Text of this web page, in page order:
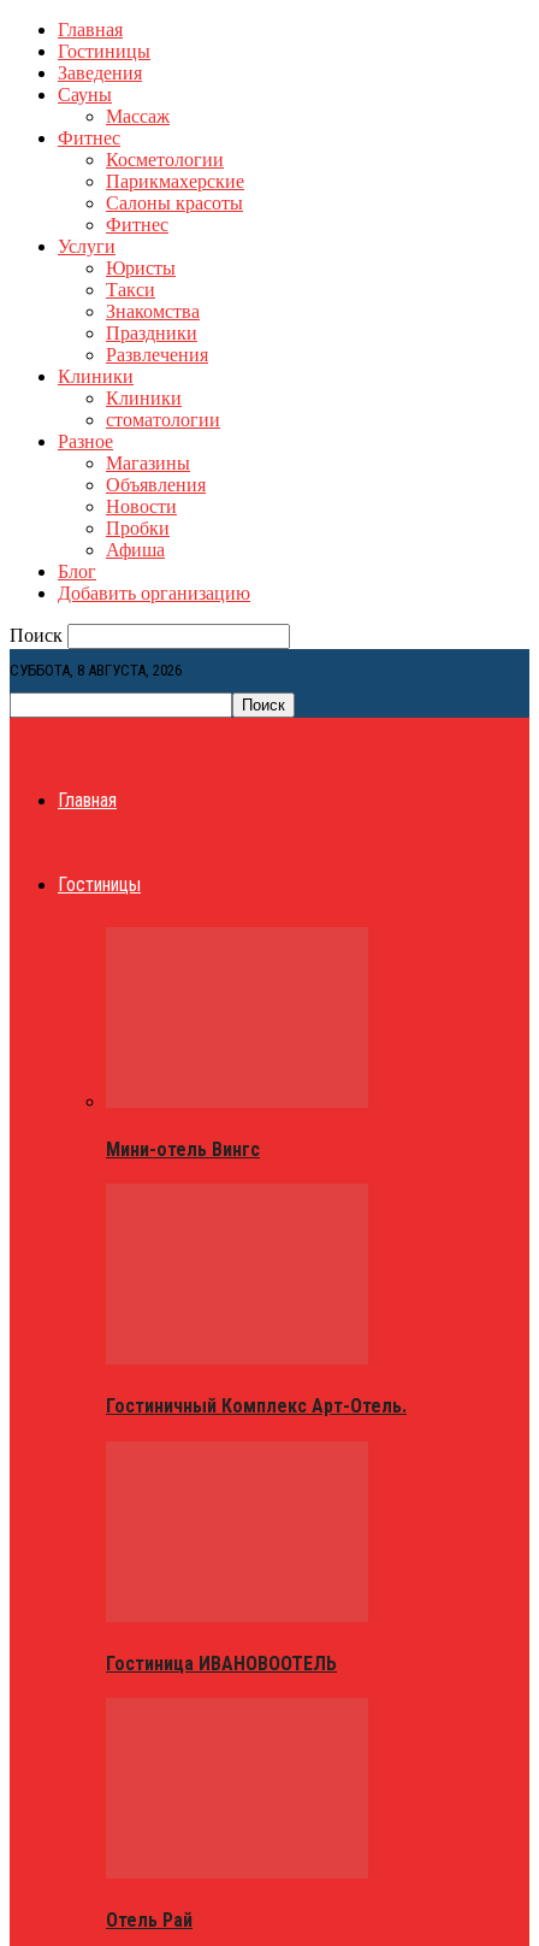
Главная
Гостиницы
Заведения
Сауны
Массаж
Фитнес
Косметологии
Парикмахерские
Салоны красоты
Фитнес
Услуги
Юристы
Такси
Знакомства
Праздники
Развлечения
Клиники
Клиники
стоматологии
Разное
Магазины
Объявления
Новости
Пробки
Афиша
Блог
Добавить организацию
Поиск
СУББОТА, 8 АВГУСТА, 2026
Главная
Гостиницы
Мини-отель Вингс
Гостиничный Комплекс Арт-Отель.
Гостиница ИВАНОВООТЕЛЬ
Отель Рай